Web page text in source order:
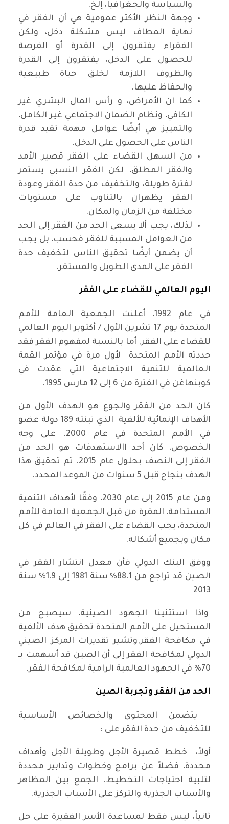
والسياسة والجغرافيا، إلخ.
وجهة النظر الأكثر عمومية هي أن الفقر في
نهاية المطاف ليس مشكلة دخل، ولكن
الفقراء يفتقرون إلى القدرة أو الفرصة
للحصول على الدخل، يفتقرون إلى القدرة
والظروف اللازمة لخلق حياة طبيعية
والحفاظ عليها.
كما ان الأمراض، و رأس المال البشري غير
الكافي، ونظام الضمان الاجتماعي غير الكامل،
والتمييز هي أيضًا عوامل مهمة تقيد قدرة
الناس على الحصول على الدخل.
من السهل القضاء على الفقر قصير الأمد
والفقر المطلق، لكن الفقر النسبي يستمر
لفترة طويلة، والتخفيف من حدة الفقر وعودة
الفقر يظهران بالتناوب على مستويات
مختلفة من الزمان والمكان.
لذلك، يجب ألا يسعى الحد من الفقر إلى الحد
من العوامل المسببة للفقر فحسب، بل يجب
أن يضمن أيضًا تحقيق الناس لتخفيف حدة
الفقر على المدى الطويل والمستقر.
اليوم العالمي للقضاء على الفقر
في عام 1992، أعلنت الجمعية العامة للأمم
المتحدة يوم 17 تشرين الأول / أكتوبر اليوم العالمي
للقضاء على الفقر. أما بالنسبة لمفهوم الفقر فقد
حددته الأمم المتحدة لأول مرة في مؤتمر القمة
العالمية للتنمية الاجتماعية التي عقدت في
كوبنهاغن في الفترة من 6 إلى 12 مارس 1995.
كان الحد من الفقر والجوع هو الهدف الأول من
الأهداف الإنمائية للألفية الذي تبنته 189 دولة عضو
في الأمم المتحدة في عام 2000. على وجه
الخصوص، كان أحد االاستهدفات هو الحد من
الفقر إلى النصف بحلول عام 2015. تم تحقيق هذا
الهدف بنجاح قبل 5 سنوات من الموعد المحدد.
ومن عام 2015 إلى عام 2030، وفقًا لأهداف التنمية
المستدامة، المقرة من قبل الجمعية العامة للأمم
المتحدة، يجب القضاء على الفقر في العالم في كل
مكان وبجميع أشكاله.
ووفق البنك الدولي فأن معدل انتشار الفقر في
الصين قد تراجع من 88.1% سنة 1981 إلى 1.9% سنة
2013
واذا استثنينا الجهود الصينية، سيصبح من
المستحيل على الأمم المتحدة تحقيق هدف الألفية
في مكافحة الفقر.وتشير تقديرات المركز الصيني
الدولي لمكافحة الفقر إلى أن الصين قد أسهمت بـ
70% في الجهود العالمية الرامية لمكافحة الفقر.
الحد من الفقر وتجربة الصين
يتضمن المحتوى والخصائص الأساسية
للتخفيف من حدة الفقر على :
أولاً، خطط قصيرة الأجل وطويلة الأجل وأهداف
محددة، فضلاً عن برامج وخطوات وتدابير محددة
لتلبية احتياجات التخطيط. الجمع بين المظاهر
والأسباب الجذرية والتركز على الأسباب الجذرية.
ثانياً، ليس فقط لمساعدة الأسر الفقيرة على حل